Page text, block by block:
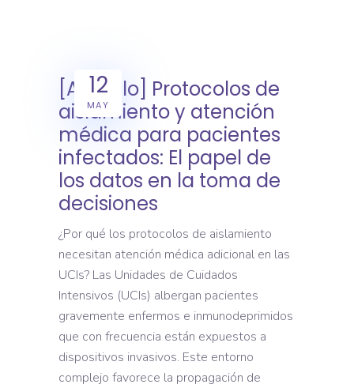
12
MAY
[Artículo] Protocolos de
aislamiento y atención
médica para pacientes
infectados: El papel de
los datos en la toma de
decisiones
¿Por qué los protocolos de aislamiento
necesitan atención médica adicional en las
UCIs? Las Unidades de Cuidados
Intensivos (UCIs) albergan pacientes
gravemente enfermos e inmunodeprimidos
que con frecuencia están expuestos a
dispositivos invasivos. Este entorno
complejo favorece la propagación de